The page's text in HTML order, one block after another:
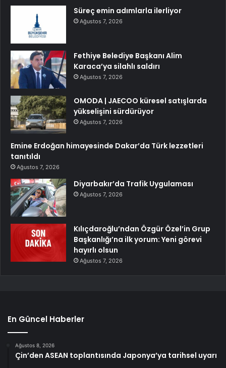
Süreç emin adımlarla ilerliyor
Ağustos 7, 2026
Fethiye Belediye Başkanı Alim
Karaca’ya silahlı saldırı
Ağustos 7, 2026
OMODA | JAECOO küresel satışlarda
yükselişini sürdürüyor
Ağustos 7, 2026
Emine Erdoğan himayesinde Dakar’da Türk lezzetleri
tanıtıldı
Ağustos 7, 2026
Diyarbakır’da Trafik Uygulaması
Ağustos 7, 2026
Kılıçdaroğlu’ndan Özgür Özel’in Grup
Başkanlığı’na ilk yorum: Yeni görevi
hayırlı olsun
Ağustos 7, 2026
En Güncel Haberler
Ağustos 8, 2026
Çin’den ASEAN toplantısında Japonya’ya tarihsel uyarı